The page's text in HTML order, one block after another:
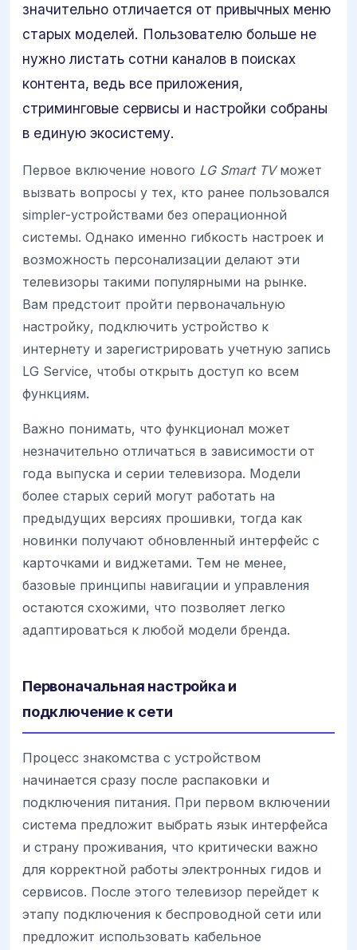
значительно отличается от привычных меню
старых моделей. Пользователю больше не
нужно листать сотни каналов в поисках
контента, ведь все приложения,
стриминговые сервисы и настройки собраны
в единую экосистему.
Первое включение нового LG Smart TVможет
вызвать вопросы у тех, кто ранее пользовался
simpler-устройствами без операционной
системы. Однако именно гибкость настроек и
возможность персонализации делают эти
телевизоры такими популярными на рынке.
Вам предстоит пройти первоначальную
настройку, подключить устройство к
интернету и зарегистрировать учетную запись
LG Service, чтобы открыть доступ ко всем
функциям.
Важно понимать, что функционал может
незначительно отличаться в зависимости от
года выпуска и серии телевизора. Модели
более старых серий могут работать на
предыдущих версиях прошивки, тогда как
новинки получают обновленный интерфейс с
карточками и виджетами. Тем не менее,
базовые принципы навигации и управления
остаются схожими, что позволяет легко
адаптироваться к любой модели бренда.
Первоначальная настройка и
подключение к сети
Процесс знакомства с устройством
начинается сразу после распаковки и
подключения питания. При первом включении
система предложит выбрать язык интерфейса
и страну проживания, что критически важно
для корректной работы электронных гидов и
сервисов. После этого телевизор перейдет к
этапу подключения к беспроводной сети или
предложит использовать кабельное